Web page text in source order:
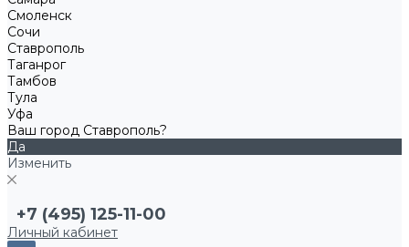
Смоленск
Сочи
Ставрополь
Таганрог
Тамбов
Тула
Уфа
Ваш город Ставрополь?
Да
Изменить
+7 (495) 125-11-00
Личный кабинет